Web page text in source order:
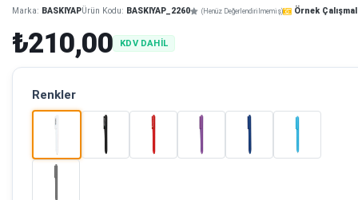
Marka: BASKIYAPÜrün Kodu: BASKIYAP_2260 (Henüz Değerlendirilmemiş) Örnek
₺210,00 KDV DAHİL
Renkler